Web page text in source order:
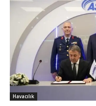
Havacılık